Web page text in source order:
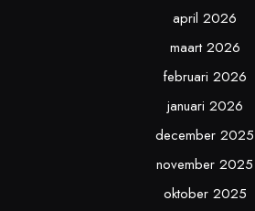
april 2026
maart 2026
februari 2026
januari 2026
december 2025
november 2025
oktober 2025